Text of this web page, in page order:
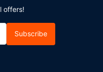
offers!
Subscribe